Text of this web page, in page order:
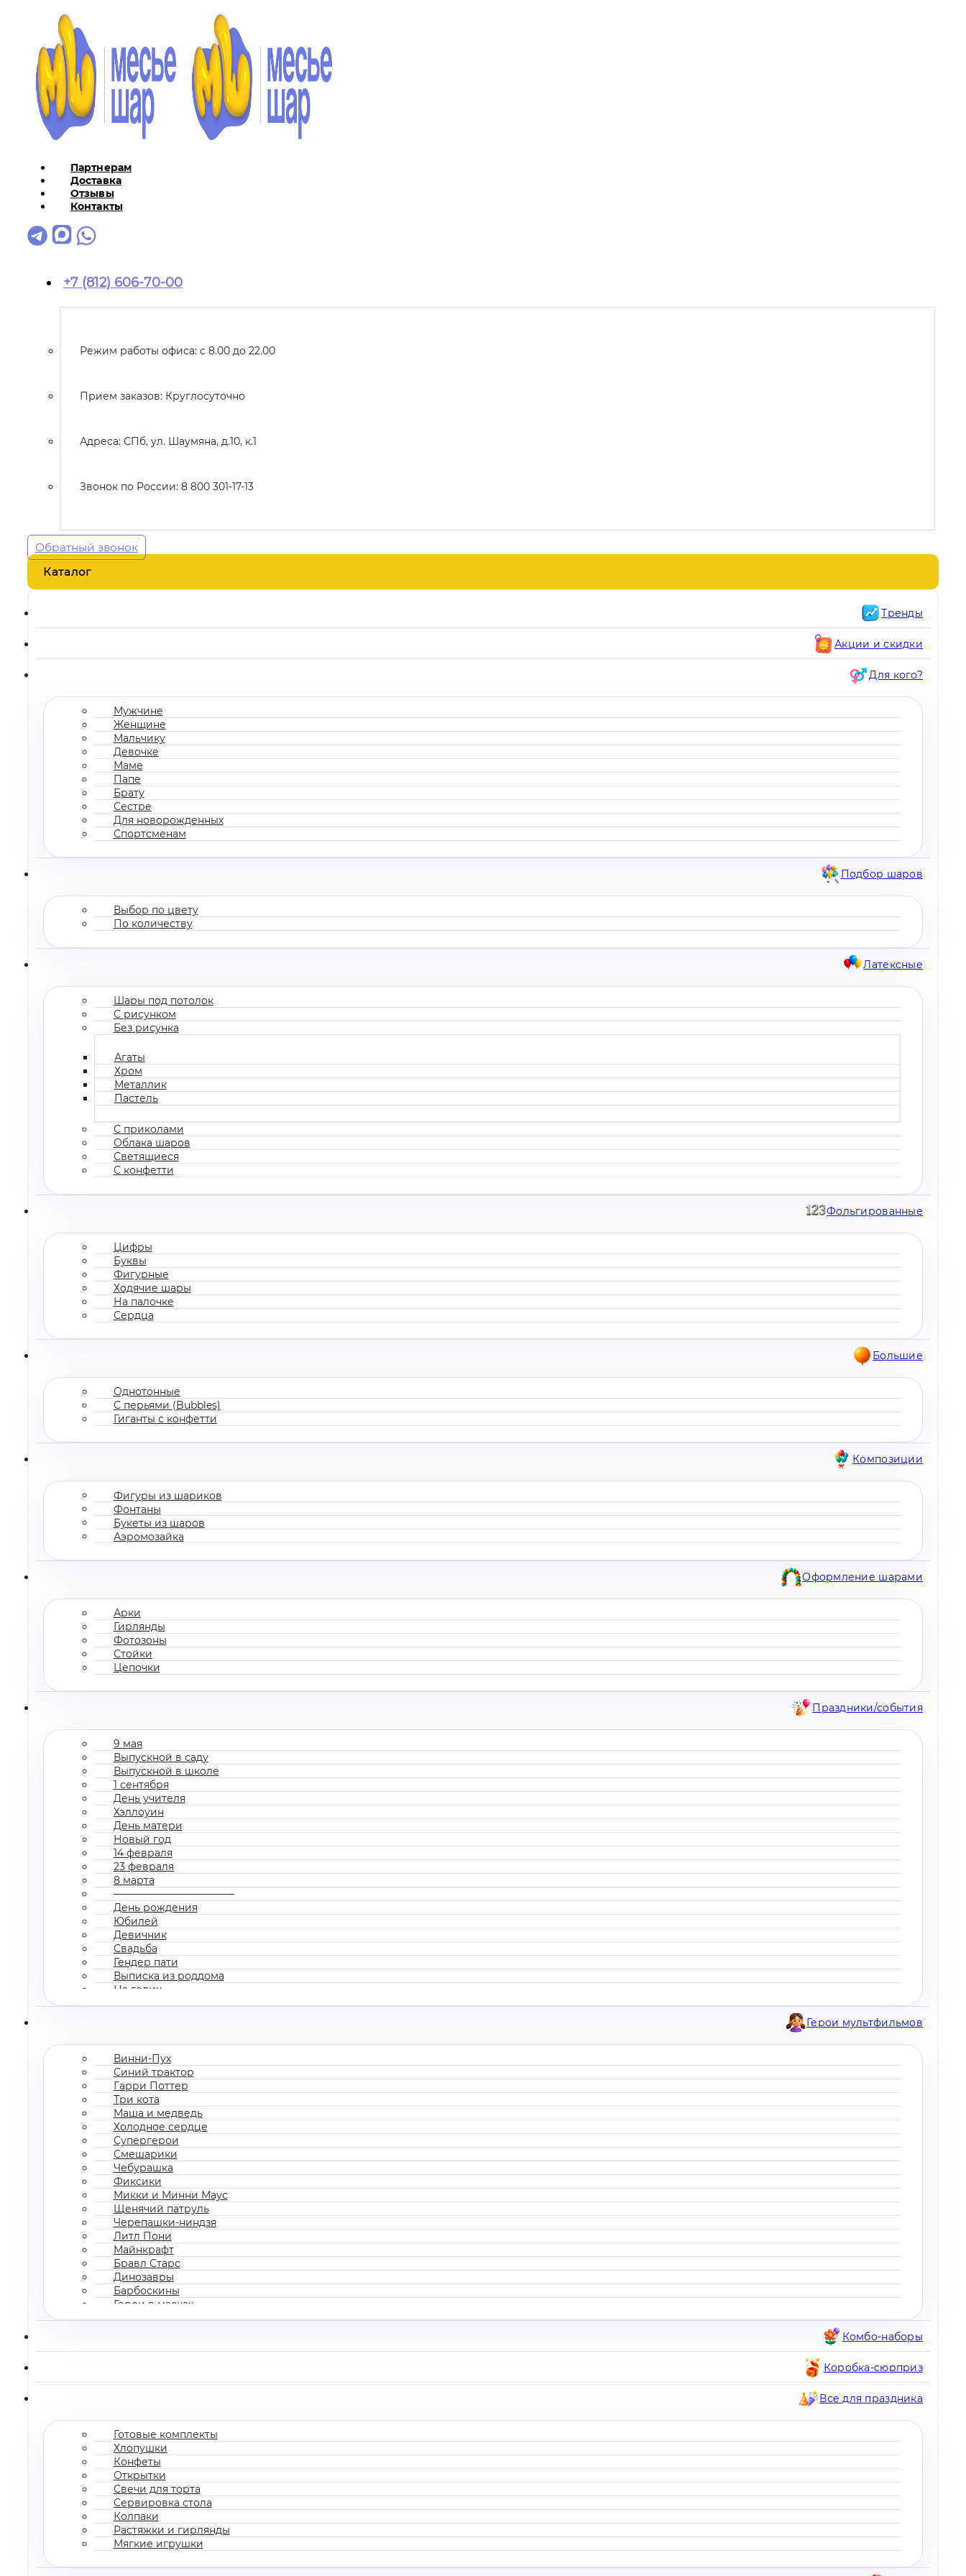
Партнерам
Доставка
Отзывы
Контакты
+7 (812) 606-70-00
Режим работы офиса: с 8.00 до 22.00
Прием заказов: Круглосуточно
Адреса: СПб, ул. Шаумяна, д.10, к.1
Звонок по России: 8 800 301-17-13
Обратный звонок
Каталог
Тренды
Акции и скидки
Для кого?
Мужчине
Женщине
Мальчику
Девочке
Маме
Папе
Брату
Сестре
Для новорожденных
Спортсменам
Подбор шаров
Выбор по цвету
По количеству
Латексные
Шары под потолок
С рисунком
Без рисунка
Агаты
Хром
Металлик
Пастель
С приколами
Облака шаров
Светящиеся
С конфетти
Фольгированные
Цифры
Буквы
Фигурные
Ходячие шары
На палочке
Сердца
Большие
Однотонные
С перьями (Bubbles)
Гиганты с конфетти
Композиции
Фигуры из шариков
Фонтаны
Букеты из шаров
Аэромозайка
Оформление шарами
Арки
Гирлянды
Фотозоны
Стойки
Цепочки
Праздники/события
9 мая
Выпускной в саду
Выпускной в школе
1 сентября
День учителя
Хэллоуин
День матери
Новый год
14 февраля
23 февраля
8 марта
————————————
День рождения
Юбилей
Девичник
Свадьба
Гендер пати
Выписка из роддома
На годик
Корпоратив
Герои мультфильмов
Винни-Пух
Синий трактор
Гарри Поттер
Три кота
Маша и медведь
Холодное сердце
Супергерои
Смешарики
Чебурашка
Фиксики
Микки и Минни Маус
Щенячий патруль
Черепашки-ниндзя
Литл Пони
Майнкрафт
Бравл Старс
Динозавры
Барбоскины
Герои в масках
Все мультгерои
Комбо-наборы
Коробка-сюрприз
Все для праздника
Готовые комплекты
Хлопушки
Конфеты
Открытки
Свечи для торта
Сервировка стола
Колпаки
Растяжки и гирлянды
Мягкие игрушки